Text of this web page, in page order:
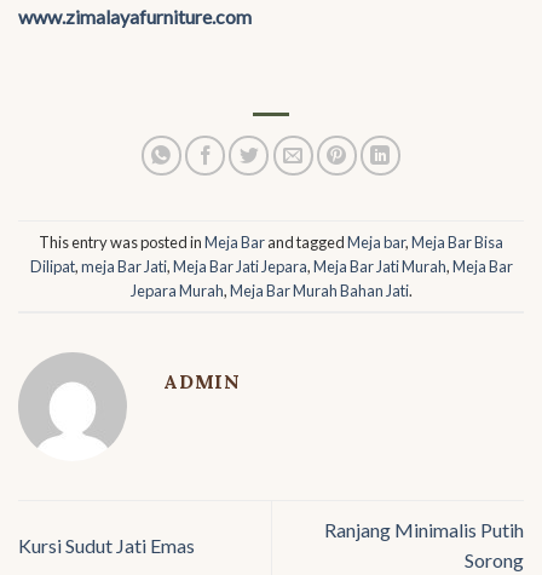
www.zimalayafurniture.com
This entry was posted inMeja Barand taggedMeja bar,Meja Bar Bisa
Dilipat,meja Bar Jati,Meja Bar Jati Jepara,Meja Bar Jati Murah,Meja Bar
Jepara Murah,Meja Bar Murah Bahan Jati.
ADMIN
Kursi Sudut Jati Emas
Ranjang Minimalis Putih
Sorong